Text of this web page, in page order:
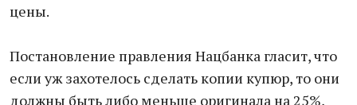
цены.
Постановление правления Нацбанка гласит, что
если уж захотелось сделать копии купюр, то они
должны быть либо меньше оригинала на 25%,